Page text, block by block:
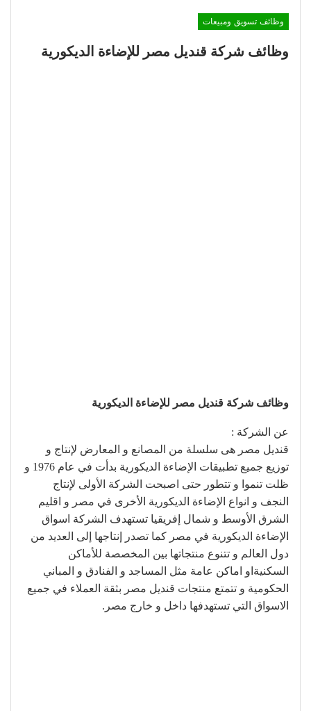
وظائف تسويق ومبيعات
وظائف شركة قنديل مصر للإضاءة الديكورية
وظائف شركة قنديل مصر للإضاءة الديكورية
عن الشركة :
قنديل مصر هى سلسلة من المصانع و المعارض لإنتاج و
توزيع جميع تطبيقات الإضاءة الديكورية بدأت في عام 1976 و
ظلت تنموا و تتطور حتى اصبحت الشركة الأولى لإنتاج
النجف و انواع الإضاءة الديكورية الأخرى في مصر و اقليم
الشرق الأوسط و شمال إفريقيا تستهدف الشركة اسواق
الإضاءة الديكورية في مصر كما تصدر إنتاجها إلى العديد من
دول العالم و تتنوع منتجاتها بين المخصصة للأماكن
السكنيةاو اماكن عامة مثل المساجد و الفنادق و المباني
الحكومية و تتمتع منتجات قنديل مصر بثقة العملاء في جميع
الاسواق التي تستهدفها داخل و خارج مصر.